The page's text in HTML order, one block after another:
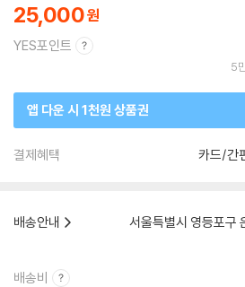
25,000
YES포인트
5
앱 다운 시 1천원 상품권
결제혜택 카드/간
배송안내
서울특별시 영등포구
배송비